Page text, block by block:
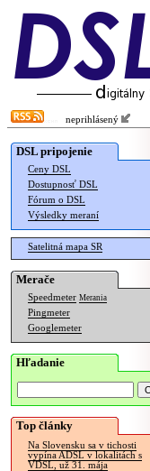
neprihlásený
DSL pripojenie
Ceny DSL
Dostupnosť DSL
Fórum o DSL
Výsledky meraní
Satelitná mapa SR
Merače
Speedmeter Merania
Pingmeter
Googlemeter
Hľadanie
Top články
Na Slovensku sa v tichosti
vypína ADSL v lokalitách s
VDSL, už 31. mája